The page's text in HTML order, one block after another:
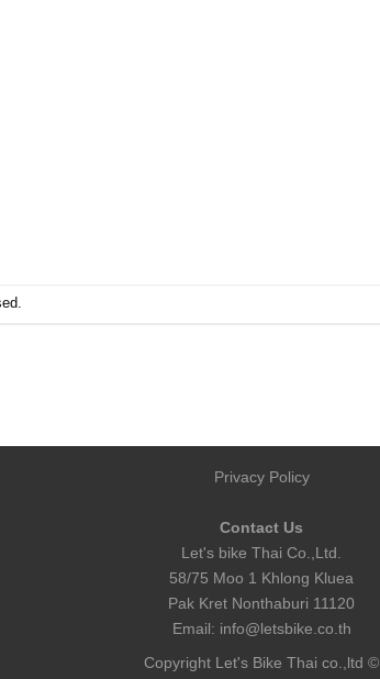
Privacy Policy
Contact Us
Let's bike Thai Co.,Ltd.
58/75 Moo 1 Khlong Kluea
Pak Kret Nonthaburi 11120
Email: info@letsbike.co.th
Copyright Let's Bike Thai co.,ltd ©